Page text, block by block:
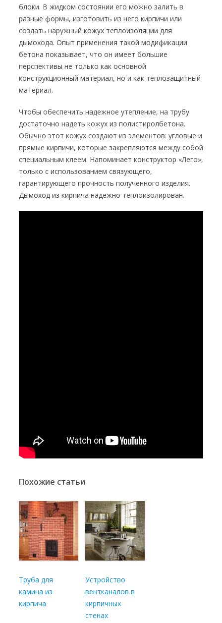
блоки. В жидком состоянии его можно залить в
разные формы, изготовить из него кирпичи или
создать наружный кожух теплоизоляции для
дымохода. Опыт применения такой модификации
бетона показывает, что он имеет большие
перспективы не только как основной
конструкционный материал, но и как теплозащитный
материал.
Чтобы обеспечить надежное утепление, на трубу
достаточно надеть кожух из полистиролбетона.
Обычно этот кожух создают из элементов: угловые и
прямые кирпичи, которые закрепляются между собой
специальным клеем. Напоминает конструктор «Лего»,
только с использованием связующего,
гарантирующего прочность полученного изделия.
Дымоход из кирпича надежно теплоизолирован.
Похожие статьи
Труба для
камина из
кирпича
Устройство
вентканалов в
кирпичных
стенах